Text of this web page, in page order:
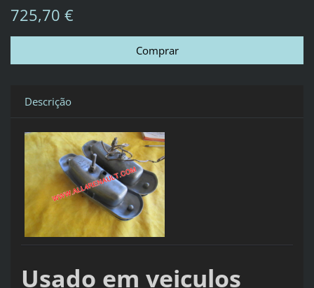
725,70 €
Descrição
Usado em veiculos